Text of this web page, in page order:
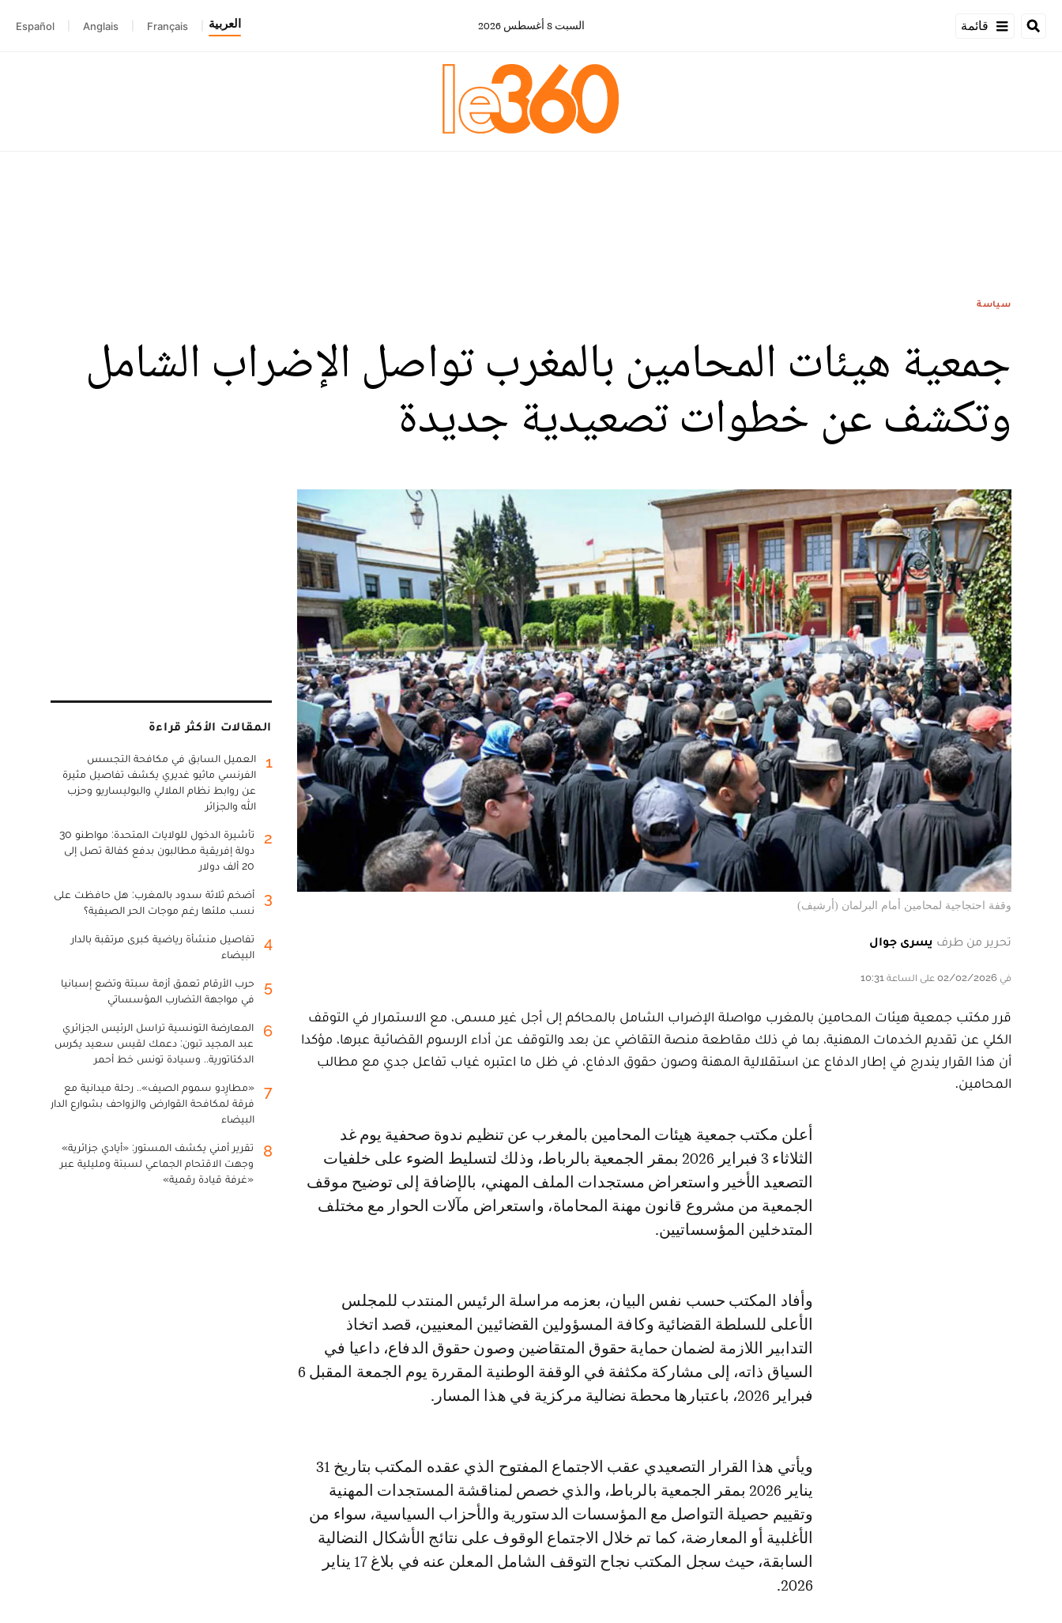
قائمة السبت 8 أغسطس 2026 العربية Français
Anglais
Español
سياسة
جمعية هيئات المحامين بالمغرب تواصل الإضراب الشامل
وتكشف عن خطوات تصعيدية جديدة‎
وقفة احتجاجية لمحامين أمام البرلمان (أرشيف)
تحرير من طرف يسرى جوال
في 02/02/2026 على الساعة 10:31
قرر مكتب جمعية هيئات المحامين بالمغرب مواصلة الإضراب الشامل بالمحاكم إلى أجل غير مسمى، مع الاستمرار في التوقف
الكلي عن تقديم الخدمات المهنية، بما في ذلك مقاطعة منصة التقاضي عن بعد والتوقف عن أداء الرسوم القضائية عبرها، مؤكدا
أن هذا القرار يندرج في إطار الدفاع عن استقلالية المهنة وصون حقوق الدفاع، في ظل ما اعتبره غياب تفاعل جدي مع مطالب
المحامين.
أعلن مكتب جمعية هيئات المحامين بالمغرب عن تنظيم ندوة صحفية يوم غد
الثلاثاء 3 فبراير 2026 بمقر الجمعية بالرباط، وذلك لتسليط الضوء على خلفيات
التصعيد الأخير واستعراض مستجدات الملف المهني، بالإضافة إلى توضيح موقف
الجمعية من مشروع قانون مهنة المحاماة، واستعراض مآلات الحوار مع مختلف
المتدخلين المؤسساتيين.
وأفاد المكتب حسب نفس البيان، بعزمه مراسلة الرئيس المنتدب للمجلس
الأعلى للسلطة القضائية وكافة المسؤولين القضائيين المعنيين، قصد اتخاذ
التدابير اللازمة لضمان حماية حقوق المتقاضين وصون حقوق الدفاع، داعيا في
السياق ذاته، إلى مشاركة مكثفة في الوقفة الوطنية المقررة يوم الجمعة المقبل 6
فبراير 2026، باعتبارها محطة نضالية مركزية في هذا المسار.
ويأتي هذا القرار التصعيدي عقب الاجتماع المفتوح الذي عقده المكتب بتاريخ 31
يناير 2026 بمقر الجمعية بالرباط، والذي خصص لمناقشة المستجدات المهنية
وتقييم حصيلة التواصل مع المؤسسات الدستورية والأحزاب السياسية، سواء من
الأغلبية أو المعارضة، كما تم خلال الاجتماع الوقوف على نتائج الأشكال النضالية
السابقة، حيث سجل المكتب نجاح التوقف الشامل المعلن عنه في بلاغ 17 يناير
2026.
المقالات الأكثر قراءة
1
العميل السابق في مكافحة التجسس
الفرنسي ماثيو غديري يكشف تفاصيل مثيرة
عن روابط نظام الملالي والبوليساريو وحزب
الله والجزائر
2
تأشيرة الدخول للولايات المتحدة: مواطنو 30
دولة إفريقية مطالبون بدفع كفالة تصل إلى
20 ألف دولار
3
أضخم ثلاثة سدود بالمغرب: هل حافظت على
نسب ملئها رغم موجات الحر الصيفية؟
4
تفاصيل منشأة رياضية كبرى مرتقبة بالدار
البيضاء
5
حرب الأرقام تعمق أزمة سبتة وتضع إسبانيا
في مواجهة التضارب المؤسساتي
6
المعارضة التونسية تراسل الرئيس الجزائري
عبد المجيد تبون: دعمك لقيس سعيد يكرس
الدكتاتورية.. وسيادة تونس خط أحمر
7
«مطارِدو سموم الصيف».. رحلة ميدانية مع
فرقة لمكافحة القوارض والزواحف بشوارع الدار
البيضاء
8
تقرير أمني يكشف المستور: «أيادي جزائرية»
وجهت الاقتحام الجماعي لسبتة ومليلية عبر
«غرفة قيادة رقمية»